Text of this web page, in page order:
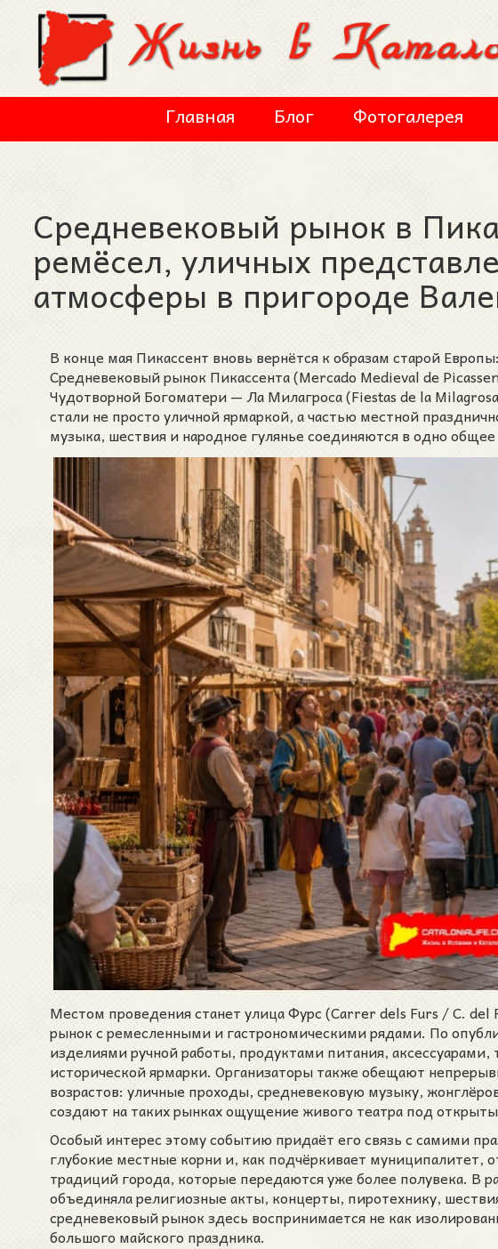
Перейти к основному содержанию
Главная Блог Фотогалерея
Средневековый рынок в
ремёсел, уличных
атмосферы в пригороде
В конце мая Пикассент вновь вернётся к образам старой
Средневековый рынок Пикассента (Mercado Medieval de
Чудотворной Богоматери — Ла Милагроса (Fiestas de la
стали не просто уличной ярмаркой, а частью местной
музыка, шествия и народное гулянье соединяются в одно
Местом проведения станет улица Фурс (Carrer dels Furs / C. del
рынок с ремесленными и гастрономическими рядами. По
изделиями ручной работы, продуктами питания,
исторической ярмарки. Организаторы также обещают
возрастов: уличные проходы, средневековую музыку,
создают на таких рынках ощущение живого театра под
Особый интерес этому событию придаёт его связь с самими
глубокие местные корни и, как подчёркивает муниципалитет,
традиций города, которые передаются уже более полувека. В
объединяла религиозные акты, концерты, пиротехнику,
средневековый рынок здесь воспринимается не как
большого майского праздника.